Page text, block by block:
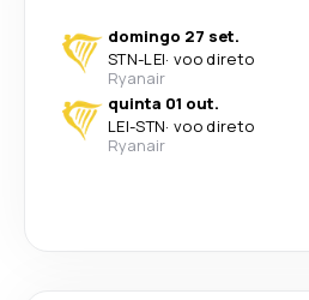
domingo 27 set.
STN-LEI· voo direto
Ryanair
quinta 01 out.
LEI-STN· voo direto
Ryanair